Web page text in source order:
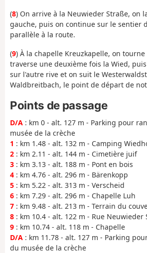
(8) On arrive à la Neuwieder Straße, on
gauche, puis on continue sur le sentier
parallèle à la route.
(9) À la chapelle Kreuzkapelle, on
traverse une deuxième fois la Wied,
sur l'autre rive et on suit le
Waldbreitbach, le point de départ de
Points de passage
D/A : km 0 - alt. 127 m - Parking pour
musée de la crèche
1 : km 1.48 - alt. 132 m - Camping
2 : km 2.11 - alt. 144 m - Cimetière juif
3 : km 3.13 - alt. 188 m - Pont en bois
4 : km 4.76 - alt. 296 m - Bärenkopp
5 : km 5.22 - alt. 313 m - Verscheid
6 : km 7.29 - alt. 296 m - Chapelle Luh
7 : km 9.48 - alt. 213 m - Terrain du
8 : km 10.4 - alt. 122 m - Rue Neuwieder
9 : km 10.74 - alt. 118 m - Chapelle
D/A : km 11.78 - alt. 127 m - Parking
du musée de la crèche